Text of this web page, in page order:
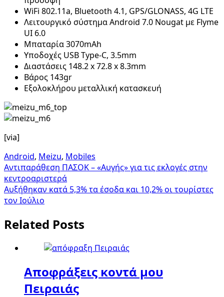
WiFi 802.11a, Bluetooth 4.1, GPS/GLONASS, 4G LTE
Λειτουργικό σύστημα Android 7.0 Nougat με Flyme
UI 6.0
Μπαταρία 3070mAh
Υποδοχές USB Type-C, 3.5mm
Διαστάσεις 148.2 x 72.8 x 8.3mm
Βάρος 143gr
Εξολοκλήρου μεταλλική κατασκευή
[via]
Android, Meizu, Mobiles
Πλοήγηση
άρθρων
Aντιπαράθεση ΠΑΣΟΚ – «Αυγής» για τις εκλογές στην
κεντροαριστερά
Αυξήθηκαν κατά 5,3% τα έσοδα και 10,2% οι τουρίστες
τον Ιούλιο
Related Posts
Αποφράξεις κοντά μου
Πειραιάς